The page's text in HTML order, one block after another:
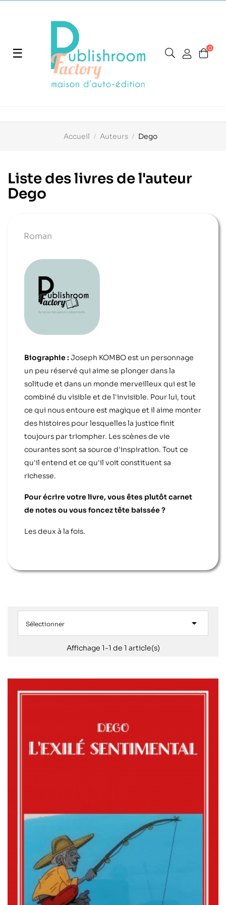
Basculer
navigation
☰ 0
Accueil Auteurs Dego
Liste des livres de l'auteur
Dego
Roman
Biographie : Joseph KOMBO est un personnage
un peu réservé qui aime se plonger dans la
solitude et dans un monde merveilleux qui est le
combiné du visible et de l'invisible. Pour lui, tout
ce qui nous entoure est magique et il aime monter
des histoires pour lesquelles la justice finit
toujours par triompher. Les scènes de vie
courantes sont sa source d'inspiration. Tout ce
qu'il entend et ce qu'il voit constituent sa
richesse.
Pour écrire votre livre, vous êtes plutôt carnet
de notes ou vous foncez tête baissée ?
Les deux à la fois.
Sélectionner 
Affichage 1-1 de 1 article(s)